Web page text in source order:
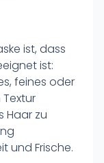
ist, dass
ist:
feines oder
Haar zu
und Frische.